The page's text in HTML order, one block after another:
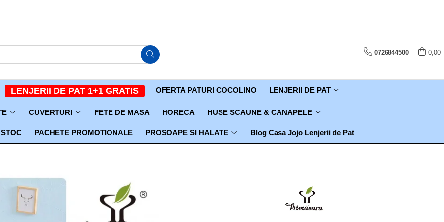
0726844500 0,00
LENJERII DE PAT 1+1 GRATIS OFERTA PATURI COCOLINO LENJERII DE PAT
CUVERTURI FETE DE MASA HORECA HUSE SCAUNE & CANAPELE
PACHETE PROMOTIONALE PROSOAPE SI HALATE Blog Casa Jojo Lenjerii de Pat